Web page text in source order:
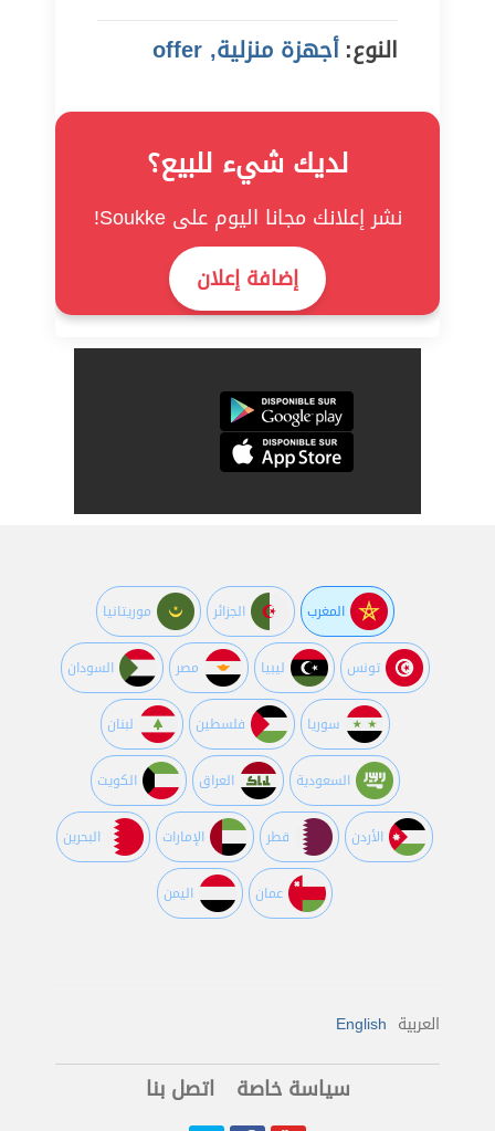
النوع:أجهزة منزلية, offer
لديك شيء للبيع؟
نشر إعلانك مجانا اليوم على Soukke!
إضافة إعلان
المغرب الجزائر موريتانيا
تونس ليبيا مصر السودان
سوريا فلسطين لبنان
السعودية العراق الكويت
اﻷردن قطر اﻹمارات البحرين
عمان اليمن
العربية English
سياسة خاصة اتصل بنا